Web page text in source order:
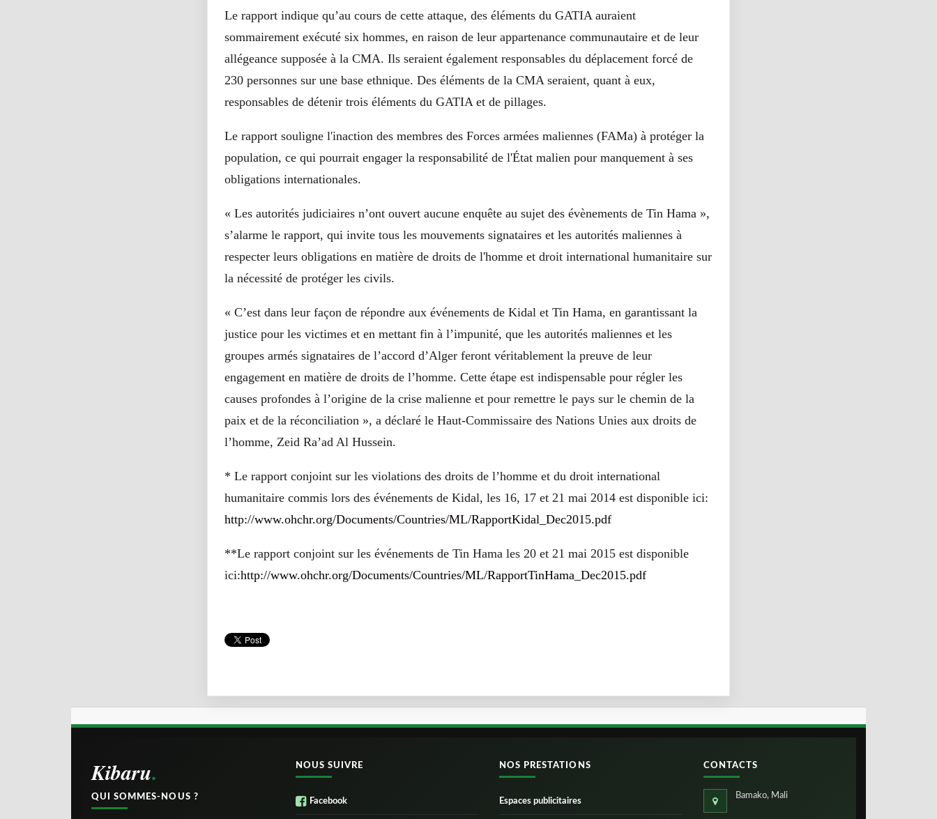
Le rapport indique qu’au cours de cette attaque, des éléments du GATIA auraient
sommairement exécuté six hommes, en raison de leur appartenance communautaire et de leur
allégeance supposée à la CMA. Ils seraient également responsables du déplacement forcé de
230 personnes sur une base ethnique. Des éléments de la CMA seraient, quant à eux,
responsables de détenir trois éléments du GATIA et de pillages.
Le rapport souligne l'inaction des membres des Forces armées maliennes (FAMa) à protéger la
population, ce qui pourrait engager la responsabilité de l'État malien pour manquement à ses
obligations internationales.
« Les autorités judiciaires n’ont ouvert aucune enquête au sujet des évènements de Tin Hama »,
s’alarme le rapport, qui invite tous les mouvements signataires et les autorités maliennes à
respecter leurs obligations en matière de droits de l'homme et droit international humanitaire sur
la nécessité de protéger les civils.
« C’est dans leur façon de répondre aux événements de Kidal et Tin Hama, en garantissant la
justice pour les victimes et en mettant fin à l’impunité, que les autorités maliennes et les
groupes armés signataires de l’accord d’Alger feront véritablement la preuve de leur
engagement en matière de droits de l’homme. Cette étape est indispensable pour régler les
causes profondes à l’origine de la crise malienne et pour remettre le pays sur le chemin de la
paix et de la réconciliation », a déclaré le Haut-Commissaire des Nations Unies aux droits de
l’homme, Zeid Ra’ad Al Hussein.
* Le rapport conjoint sur les violations des droits de l’homme et du droit international
humanitaire commis lors des événements de Kidal, les 16, 17 et 21 mai 2014 est disponible ici:
http://www.ohchr.org/Documents/Countries/ML/RapportKidal_Dec2015.pdf
**Le rapport conjoint sur les événements de Tin Hama les 20 et 21 mai 2015 est disponible
ici:http://www.ohchr.org/Documents/Countries/ML/RapportTinHama_Dec2015.pdf
Kibaru
QUI SOMMES-NOUS ?
NOUS SUIVRE
Facebook
NOS PRESTATIONS
Espaces publicitaires
CONTACTS
Bamako, Mali